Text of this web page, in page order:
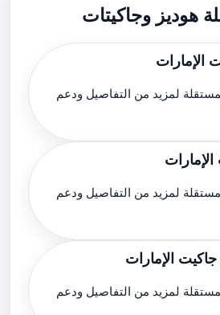
هوديز وجاكيتات
لمزيد من التفاصيل ودعم
لمزيد من التفاصيل ودعم
لمزيد من التفاصيل ودعم